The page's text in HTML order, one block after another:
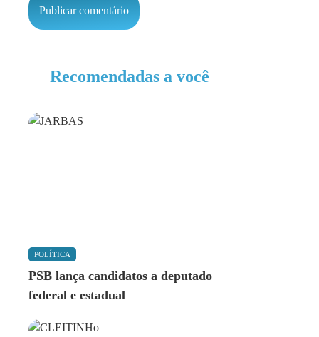
Recomendadas a você
POLÍTICA
PSB lança candidatos a deputado
federal e estadual